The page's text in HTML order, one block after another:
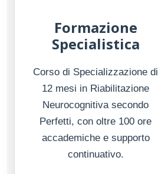
Formazione
Specialistica
Corso di Specializzazione di
12 mesi in Riabilitazione
Neurocognitiva secondo
Perfetti, con oltre 100 ore
accademiche e supporto
continuativo.